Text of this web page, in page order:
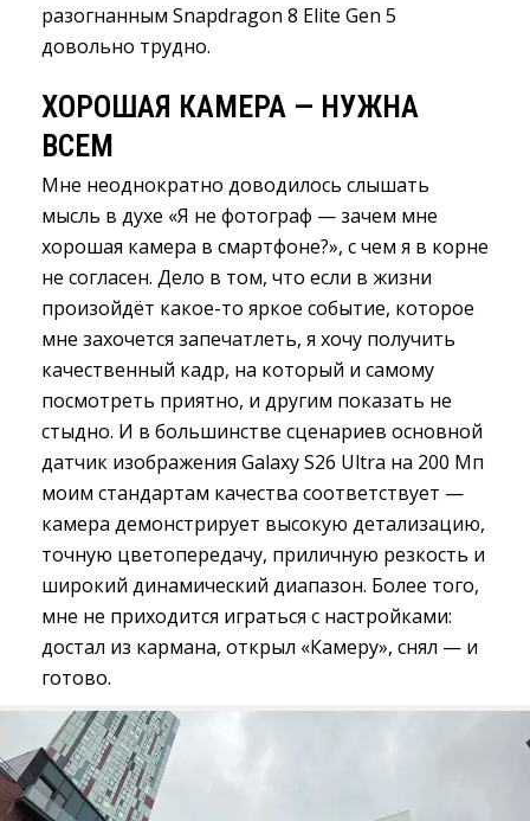
разогнанным Snapdragon 8 Elite Gen 5
довольно трудно.
ХОРОШАЯ КАМЕРА — НУЖНА
ВСЕМ
Мне неоднократно доводилось слышать
мысль в духе «Я не фотограф — зачем мне
хорошая камера в смартфоне?», с чем я в корне
не согласен. Дело в том, что если в жизни
произойдёт какое-то яркое событие, которое
мне захочется запечатлеть, я хочу получить
качественный кадр, на который и самому
посмотреть приятно, и другим показать не
стыдно. И в большинстве сценариев основной
датчик изображения Galaxy S26 Ultra на 200 Мп
моим стандартам качества соответствует —
камера демонстрирует высокую детализацию,
точную цветопередачу, приличную резкость и
широкий динамический диапазон. Более того,
мне не приходится играться с настройками:
достал из кармана, открыл «Камеру», снял — и
готово.